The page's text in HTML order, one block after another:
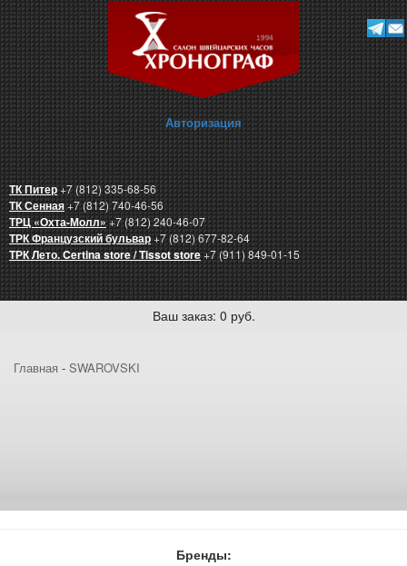
Авторизация
ТК Питер+7 (812) 335-68-56
ТК Сенная+7 (812) 740-46-56
ТРЦ «Охта-Молл»+7 (812) 240-46-07
ТРК Французский бульвар+7 (812) 677-82-64
ТРК Лето. Certina store / Tissot store+7 (911) 849-01-15
Ваш заказ: 0 руб.
Главная - SWAROVSKI
Бренды: